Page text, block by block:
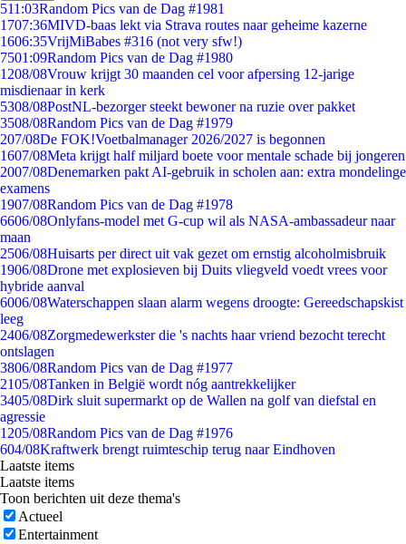
511:03Random Pics van de Dag #1981
1707:36MIVD-baas lekt via Strava routes naar geheime kazerne
1606:35VrijMiBabes #316 (not very sfw!)
7501:09Random Pics van de Dag #1980
1208/08Vrouw krijgt 30 maanden cel voor afpersing 12-jarige
misdienaar in kerk
5308/08PostNL-bezorger steekt bewoner na ruzie over pakket
3508/08Random Pics van de Dag #1979
207/08De FOK!Voetbalmanager 2026/2027 is begonnen
1607/08Meta krijgt half miljard boete voor mentale schade bij jongeren
2007/08Denemarken pakt AI-gebruik in scholen aan: extra mondelinge
examens
1907/08Random Pics van de Dag #1978
6606/08Onlyfans-model met G-cup wil als NASA-ambassadeur naar
maan
2506/08Huisarts per direct uit vak gezet om ernstig alcoholmisbruik
1906/08Drone met explosieven bij Duits vliegveld voedt vrees voor
hybride aanval
6006/08Waterschappen slaan alarm wegens droogte: Gereedschapskist
leeg
2406/08Zorgmedewerkster die 's nachts haar vriend bezocht terecht
ontslagen
3806/08Random Pics van de Dag #1977
2105/08Tanken in België wordt nóg aantrekkelijker
3405/08Dirk sluit supermarkt op de Wallen na golf van diefstal en
agressie
1205/08Random Pics van de Dag #1976
604/08Kraftwerk brengt ruimteschip terug naar Eindhoven
Laatste items
Laatste items
Toon berichten uit deze thema's
Actueel
Entertainment